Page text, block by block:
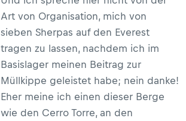
Art von Organisation, mich von
sieben Sherpas auf den Everest
tragen zu lassen, nachdem ich im
Basislager meinen Beitrag zur
Müllkippe geleistet habe; nein danke!
Eher meine ich einen dieser Berge
wie den Cerro Torre, an den